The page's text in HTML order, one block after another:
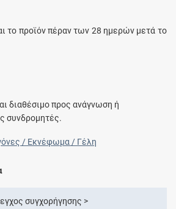
το προϊόν πέραν των 28 ημερών μετά το
διαθέσιμο προς ανάγνωση ή
συνδρομητές.
/ Εκνέφωμα / Γέλη
συγχορήγησης >